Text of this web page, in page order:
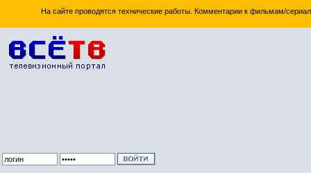
На сайте проводятся технические работы. Комментарии к фильмам/